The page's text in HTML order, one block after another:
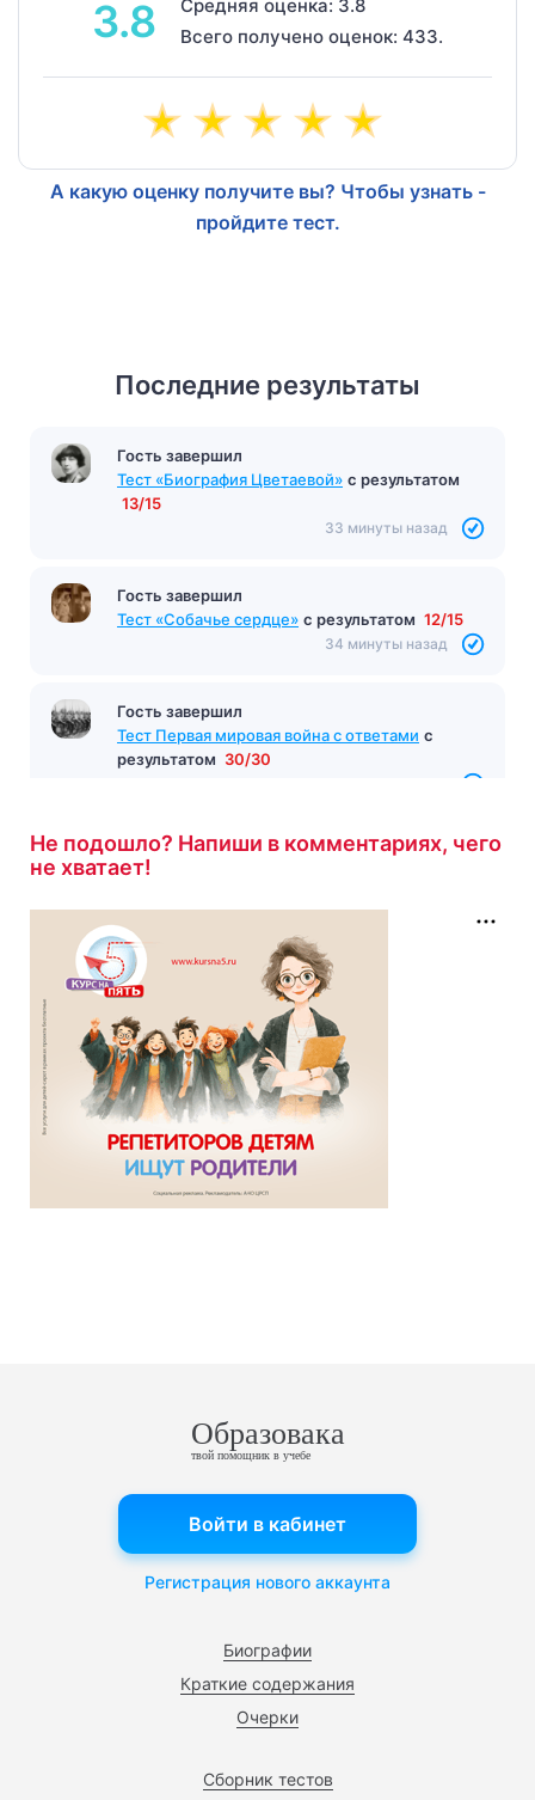
3.8
Средняя оценка: 3.8
Всего получено оценок: 433.
А какую оценку получите вы? Чтобы узнать -
пройдите тест.
Последние результаты
Гость завершил
Тест «Биография Цветаевой» с результатом
13/15
33 минуты назад
Гость завершил
Тест «Собачье сердце» с результатом 12/15
34 минуты назад
Гость завершил
Тест Первая мировая война с ответами с
результатом 30/30
Не подошло? Напиши в комментариях, чего
не хватает!
Образовака
твой помощник в учебе
Биографии
Краткие содержания
Очерки
Сборник тестов
Войти в кабинет
Регистрация нового аккаунта